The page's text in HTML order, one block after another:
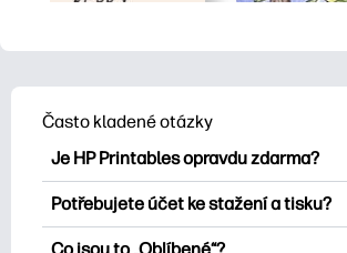
Často kladené otázky
Je HP Printables opravdu zdarma?
HP Printables nabízí více než 2500
bezplatných tisknutelných položek ke
stažení a tisku. Prozkoumejte oblíbené
Potřebujete účet ke stažení a tisku?
Můžete prozkoumat a tisknout bez